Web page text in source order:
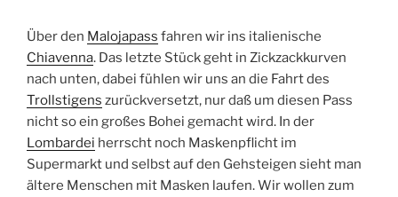
Über den Malojapass fahren wir ins italienische
Chiavenna. Das letzte Stück geht in Zickzackkurven
nach unten, dabei fühlen wir uns an die Fahrt des
Trollstigens zurückversetzt, nur daß um diesen Pass
nicht so ein großes Bohei gemacht wird. In der
Lombardei herrscht noch Maskenpflicht im
Supermarkt und selbst auf den Gehsteigen sieht man
ältere Menschen mit Masken laufen. Wir wollen zum